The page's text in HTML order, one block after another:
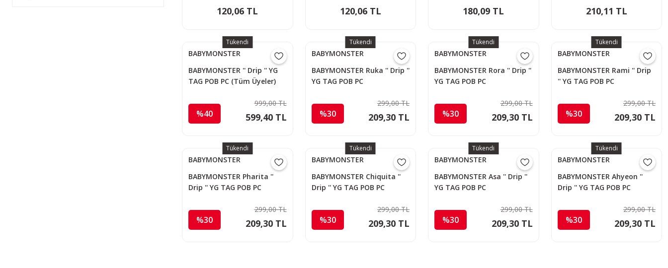
120,06 TL 120,06 TL 180,09 TL 210,11 TL
Tükendi
BABYMONSTER
BABYMONSTER '' Drip '' YG
TAG POB PC (Tüm Üyeler)
%40
999,00 TL
599,40 TL
Tükendi
BABYMONSTER
BABYMONSTER Ruka '' Drip ''
YG TAG POB PC
%30
299,00 TL
209,30 TL
Tükendi
BABYMONSTER
BABYMONSTER Rora '' Drip ''
YG TAG POB PC
%30
299,00 TL
209,30 TL
Tükendi
BABYMONSTER
BABYMONSTER Rami '' Drip
'' YG TAG POB PC
%30
299,00 TL
209,30 TL
Tükendi
BABYMONSTER
BABYMONSTER Pharita ''
Drip '' YG TAG POB PC
%30
299,00 TL
209,30 TL
Tükendi
BABYMONSTER
BABYMONSTER Chiquita ''
Drip '' YG TAG POB PC
%30
299,00 TL
209,30 TL
Tükendi
BABYMONSTER
BABYMONSTER Asa '' Drip ''
YG TAG POB PC
%30
299,00 TL
209,30 TL
Tükendi
BABYMONSTER
BABYMONSTER Ahyeon ''
Drip '' YG TAG POB PC
%30
299,00 TL
209,30 TL